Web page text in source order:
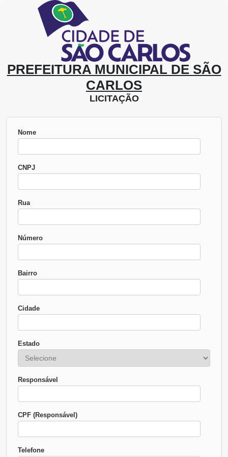
PREFEITURA MUNICIPAL DE SÃO
CARLOS
LICITAÇÃO
Nome
CNPJ
Rua
Número
Bairro
Cidade
Estado
Responsável
CPF (Responsável)
Telefone